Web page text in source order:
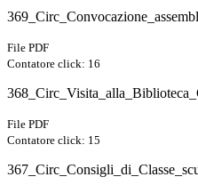
File PDF
Contatore click: 16
File PDF
Contatore click: 15